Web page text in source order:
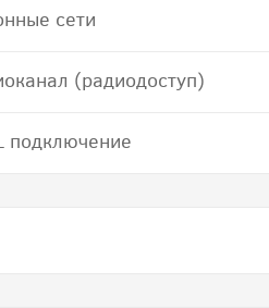
сети
(радиодоступ)
подключение